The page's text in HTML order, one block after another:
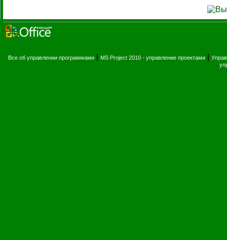
Все об управлении программами MS Project 2010 - управление проектами